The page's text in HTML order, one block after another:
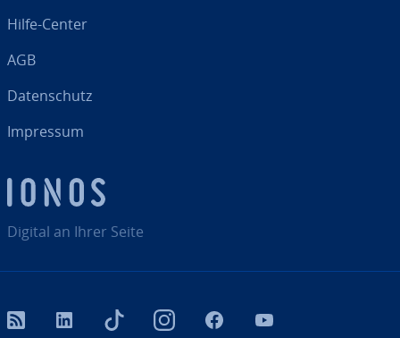
Digital an Ihrer Seite
Hilfe-Center
AGB
Da­ten­schutz
Impressum
RSS LinkedIn tiktok InstagramFacebook